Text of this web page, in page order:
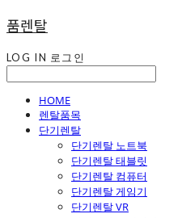
품렌탈
LOG IN 로그인
HOME
렌탈품목
단기렌탈
단기렌탈 노트북
단기렌탈 태블릿
단기렌탈 컴퓨터
단기렌탈 게임기
단기렌탈 VR